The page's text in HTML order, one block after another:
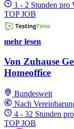
1 - 2 Stunden pro
TOP JOB
mehr lesen
Von Zuhause
Homeoffice
Bundesweit
Nach
4 - 32 Stunden
TOP JOB